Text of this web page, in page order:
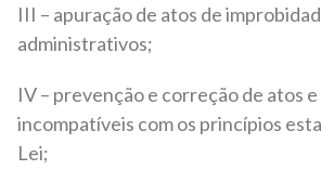
III – apuração de atos de
administrativos;
IV – prevenção e correção de atos
incompatíveis com os princípios
Lei;